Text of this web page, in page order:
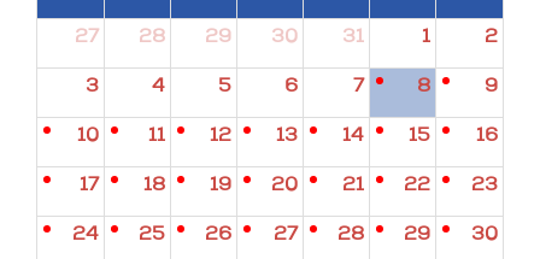
27 28 29 30 31 1 2
3 4 5 6 7 8 9
10 11 12 13 14 15 16
17 18 19 20 21 22 23
24 25 26 27 28 29 30